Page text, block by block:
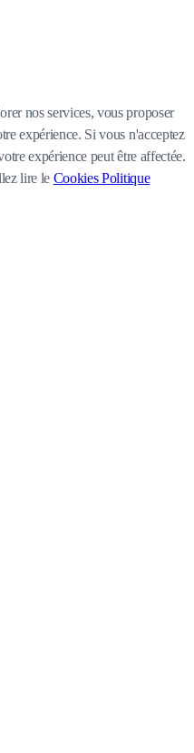
nos services, vous proposer
expérience. Si vous n'acceptez
expérience peut être affectée.
lire le Cookies Politique